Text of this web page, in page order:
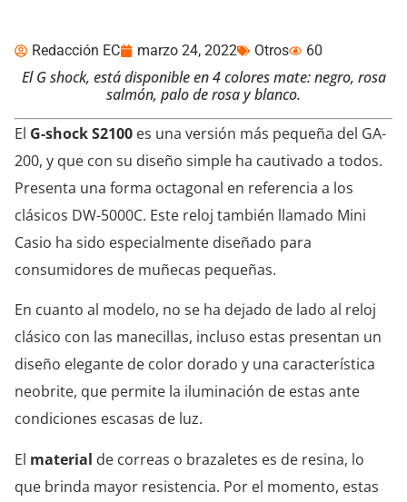
Redacción EC marzo 24, 2022 Otros 60
El G shock, está disponible en 4 colores mate: negro, rosa
salmón, palo de rosa y blanco.
El G-shock S2100 es una versión más pequeña del GA-
200, y que con su diseño simple ha cautivado a todos.
Presenta una forma octagonal en referencia a los
clásicos DW-5000C. Este reloj también llamado Mini
Casio ha sido especialmente diseñado para
consumidores de muñecas pequeñas.
En cuanto al modelo, no se ha dejado de lado al reloj
clásico con las manecillas, incluso estas presentan un
diseño elegante de color dorado y una característica
neobrite, que permite la iluminación de estas ante
condiciones escasas de luz.
El material de correas o brazaletes es de resina, lo
que brinda mayor resistencia. Por el momento, estas